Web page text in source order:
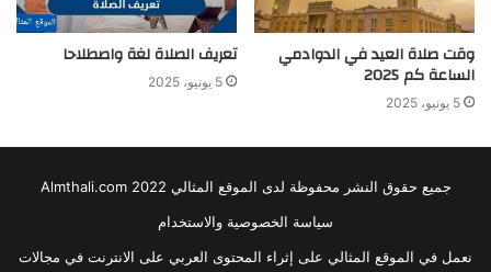
وقت صلاة العيد في الدوادمي
الساعة كم 2025
5 يونيو، 2025
تعريف الصلاة لغة واصطلاحا
5 يونيو، 2025
جميع حقوق النشر محفوظة لدى الموقع المثالي 2022 Almthali.com
سياسة الخصوصية والاستخدام
نعمل في الموقع المثالي على إثراء المحتوى العربي على الانترنت في مجالات